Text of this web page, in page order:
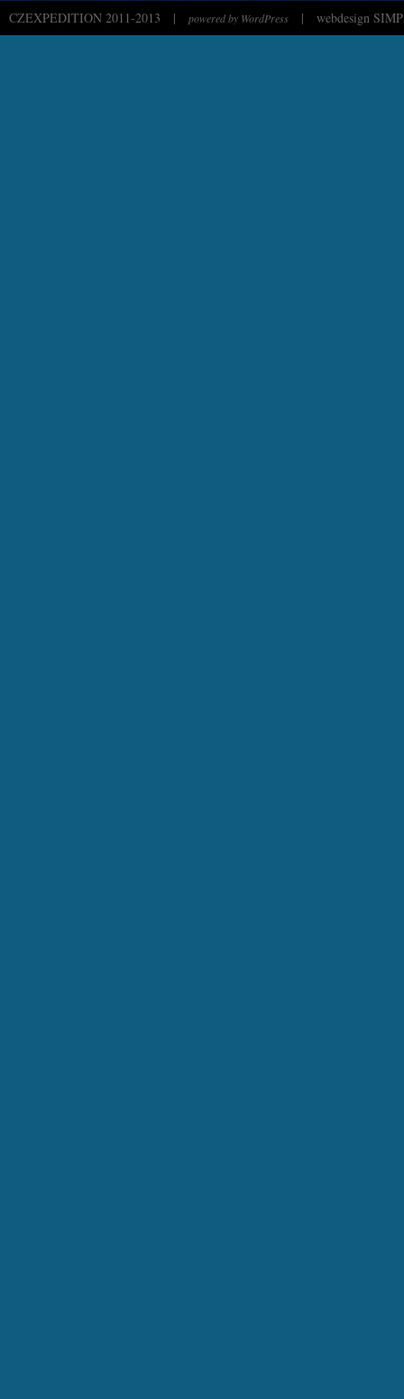
CZEXPEDITION 2011-2013 | powered by WordPress | webdesign